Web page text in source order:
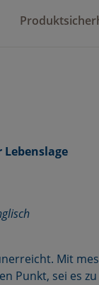
Mit
Punkt, sei es